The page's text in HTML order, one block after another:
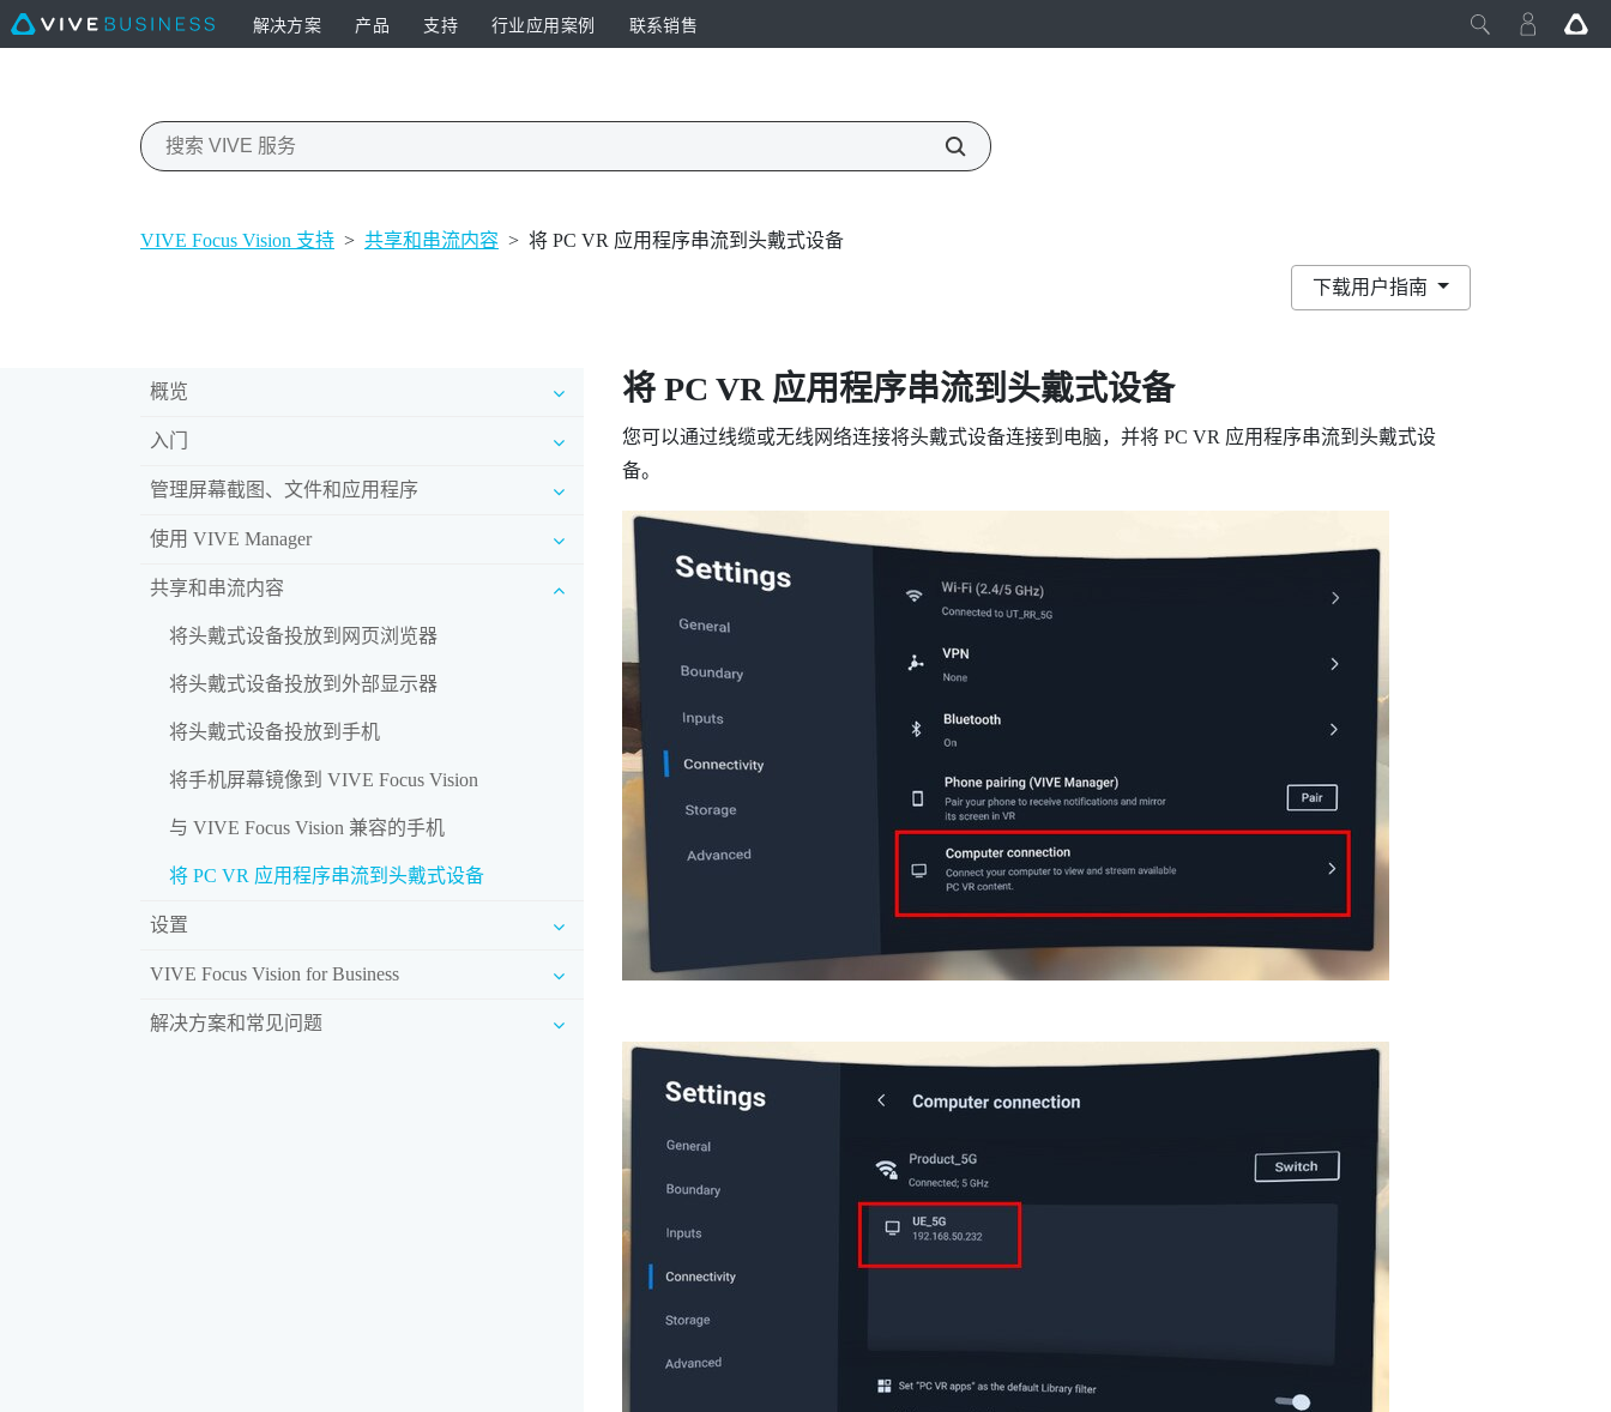
解决方案 产品 支持 行业应用案例 联系销售
VIVE Focus Vision 支持 > 共享和串流内容 > 将 PC VR 应用程序串流到头戴式设备
下载用户指南
概览
入门
管理屏幕截图、文件和应用程序
使用 VIVE Manager
共享和串流内容
将头戴式设备投放到网页浏览器
将头戴式设备投放到外部显示器
将头戴式设备投放到手机
将手机屏幕镜像到 VIVE Focus Vision
与 VIVE Focus Vision 兼容的手机
将 PC VR 应用程序串流到头戴式设备
设置
VIVE Focus Vision for Business
解决方案和常见问题
将 PC VR 应用程序串流到头戴式设备
您可以通过线缆或无线网络连接将头戴式设备连接到电脑，并将 PC VR 应用程序串流到头戴式设
备。